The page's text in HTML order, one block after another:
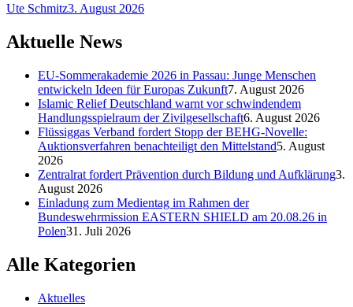
Ute Schmitz3. August 2026
Aktuelle News
EU-Sommerakademie 2026 in Passau: Junge Menschen
entwickeln Ideen für Europas Zukunft7. August 2026
Islamic Relief Deutschland warnt vor schwindendem
Handlungsspielraum der Zivilgesellschaft6. August 2026
Flüssiggas Verband fordert Stopp der BEHG-Novelle:
Auktionsverfahren benachteiligt den Mittelstand5. August
2026
Zentralrat fordert Prävention durch Bildung und Aufklärung3.
August 2026
Einladung zum Medientag im Rahmen der
Bundeswehrmission EASTERN SHIELD am 20.08.26 in
Polen31. Juli 2026
Alle Kategorien
Aktuelles